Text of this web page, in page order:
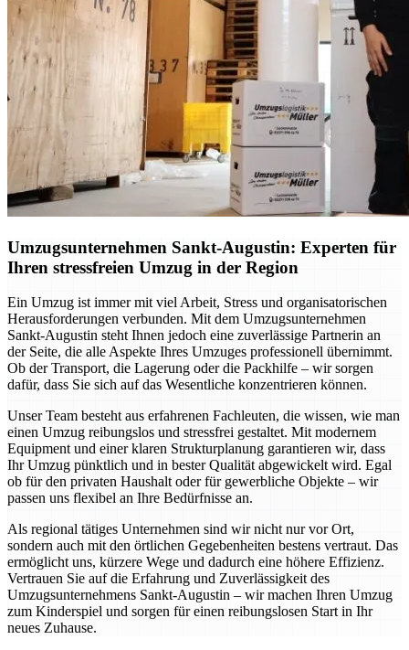
Umzugsunternehmen Sankt-Augustin: Experten für
Ihren stressfreien Umzug in der Region
Ein Umzug ist immer mit viel Arbeit, Stress und organisatorischen
Herausforderungen verbunden. Mit dem Umzugsunternehmen
Sankt-Augustin steht Ihnen jedoch eine zuverlässige Partnerin an
der Seite, die alle Aspekte Ihres Umzuges professionell übernimmt.
Ob der Transport, die Lagerung oder die Packhilfe – wir sorgen
dafür, dass Sie sich auf das Wesentliche konzentrieren können.
Unser Team besteht aus erfahrenen Fachleuten, die wissen, wie man
einen Umzug reibungslos und stressfrei gestaltet. Mit modernem
Equipment und einer klaren Strukturplanung garantieren wir, dass
Ihr Umzug pünktlich und in bester Qualität abgewickelt wird. Egal
ob für den privaten Haushalt oder für gewerbliche Objekte – wir
passen uns flexibel an Ihre Bedürfnisse an.
Als regional tätiges Unternehmen sind wir nicht nur vor Ort,
sondern auch mit den örtlichen Gegebenheiten bestens vertraut. Das
ermöglicht uns, kürzere Wege und dadurch eine höhere Effizienz.
Vertrauen Sie auf die Erfahrung und Zuverlässigkeit des
Umzugsunternehmens Sankt-Augustin – wir machen Ihren Umzug
zum Kinderspiel und sorgen für einen reibungslosen Start in Ihr
neues Zuhause.